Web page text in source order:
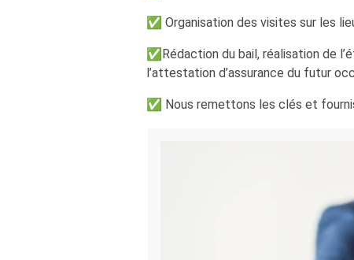
✅ Organisation des visites sur les
✅Rédaction du bail, réalisation de
l’attestation d’assurance du futur
✅ Nous remettons les clés et